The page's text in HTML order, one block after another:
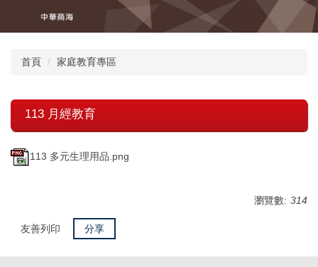
區
首頁 家庭教育專區
113 月經教育
113 多元生理用品.png
瀏覽數: 314
友善列印 分享